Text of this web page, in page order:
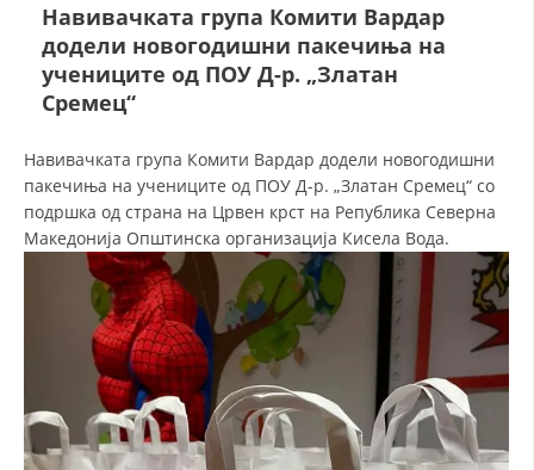
ЧЛЕНСТВО ВО ПРОФЕСИОНАЛНИ ТЕЛА
СТАТУТ НА ЦКРМ
ОРГАНИЗАЦИЈА И РАЗВОЈ
РАКОВОДЕН ОДБОР
СОБРАНИЕ
СТРУКТУРА И ОРГАНИЗАЦИОНА ПОСТАВЕНОСТ
Навивачката група Комити Вардар
додели новогодишни пакечиња на
учениците од ПОУ Д-р. „Златан
Сремец“
Навивачката група Комити Вардар додели новогодишни
пакечиња на учениците од ПОУ Д-р. „Златан Сремец“ со
подршка од страна на Црвен крст на Република Северна
Македонија Општинска организација Кисела Вода.